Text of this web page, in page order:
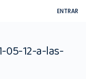
ENTRAR
05-12-a-las-